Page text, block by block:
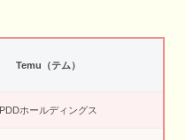
Temu（テム）
PDDホールディングス